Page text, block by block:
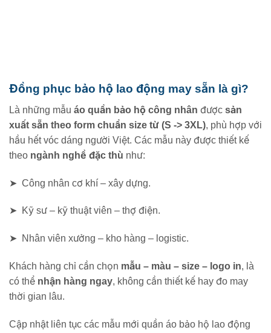
Đồng phục bảo hộ lao động may sẵn là gì?
Là những mẫu áo quần bảo hộ công nhân được sản
xuất sẵn theo form chuẩn size từ (S -> 3XL), phù hợp với
hầu hết vóc dáng người Việt. Các mẫu này được thiết kế
theo ngành nghề đặc thù như:
➤ Công nhân cơ khí – xây dựng.
➤ Kỹ sư – kỹ thuật viên – thợ điện.
➤ Nhân viên xưởng – kho hàng – logistic.
Khách hàng chỉ cần chọn mẫu – màu – size – logo in, là
có thể nhận hàng ngay, không cần thiết kế hay đo may
thời gian lâu.
Cập nhật liên tục các mẫu mới quần áo bảo hộ lao động